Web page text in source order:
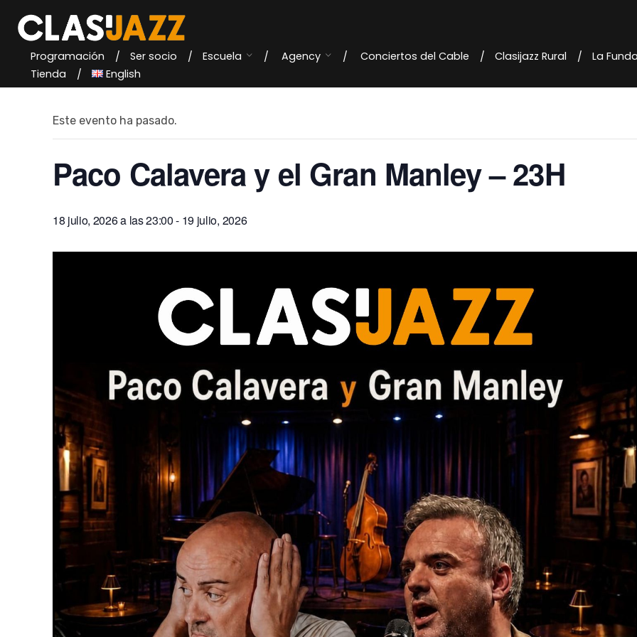
content
Programación Ser socio Escuela Agency Conciertos del Cable Clasijazz Rural La
Tienda
English
« Todos los Eventos
Este evento ha pasado.
Paco Calavera y el Gran Manley – 23H
18 julio, 2026 a las 23:00- 19 julio, 2026